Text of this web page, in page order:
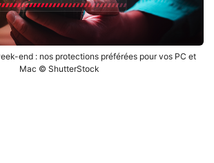
end : nos protections préférées pour vos PC et
Mac © ShutterStock